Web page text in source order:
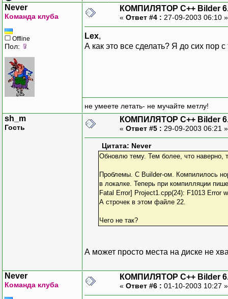
Never
Команда клуба
Offline
Пол:
КОМПИЛЯТОР C++ Bilder
« Ответ #4 : 27-09-2003 06:10
Lex,
А как это все сделать? Я до сих пор
не умеете летать- не мучайте метлу!
sh_m
Гость
КОМПИЛЯТОР C++ Bilder
« Ответ #5 : 29-09-2003 06:21
Цитата: Never
Обновлю тему. Тем более, что наверно,
Проблемы. С Builder-ом. Компилилось
в локалке. Теперь при компилляции
Fatal Error] Project1.cpp(24): F1013 Error
А строчек в этом файле 22.
Чего не так?
А может просто места на диске не
Never
Команда клуба
КОМПИЛЯТОР C++ Bilder
« Ответ #6 : 01-10-2003 10:27